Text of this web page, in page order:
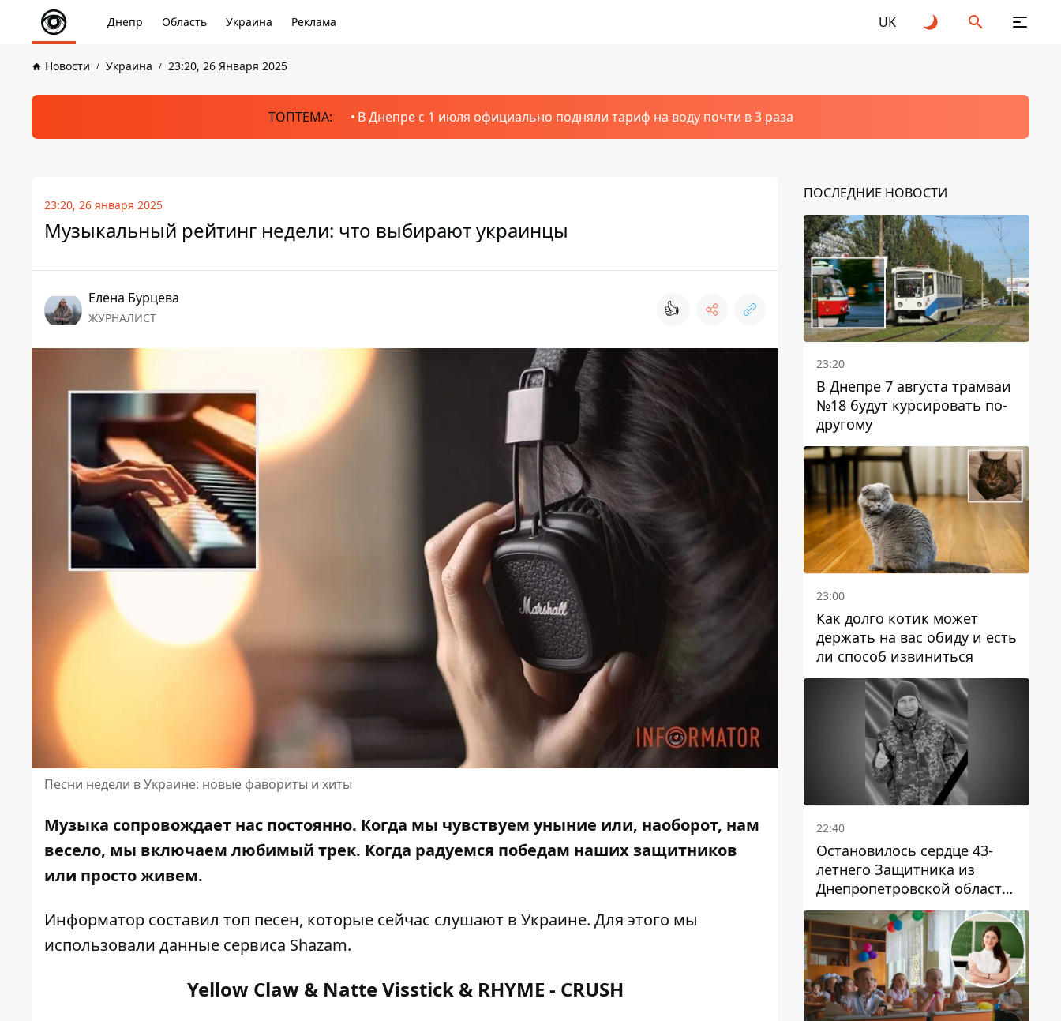
Днепр Область Украина Реклама UK
Новости Украина 23:20, 26 Января 2025
ТОПТЕМА: В Днепре с 1 июля официально подняли тариф на воду почти в 3 раза
23:20, 26 января 2025
Музыкальный рейтинг недели: что выбирают украинцы
Елена Бурцева
ЖУРНАЛИСТ 👍
Песни недели в Украине: новые фавориты и хиты
Музыка сопровождает нас постоянно. Когда мы чувствуем уныние или, наоборот, нам
весело, мы включаем любимый трек. Когда радуемся победам наших защитников
или просто живем.
Информатор составил топ песен, которые сейчас слушают в Украине. Для этого мы
использовали данные сервиса Shazam.
Yellow Claw & Natte Visstick & RHYME - CRUSH
ПОСЛЕДНИЕ НОВОСТИ
23:20
В Днепре 7 августа трамваи
№18 будут курсировать по-
другому
23:00
Как долго котик может
держать на вас обиду и есть
ли способ извиниться
22:40
Остановилось сердце 43-
летнего Защитника из
Днепропетровской области
Евгения Зинченко